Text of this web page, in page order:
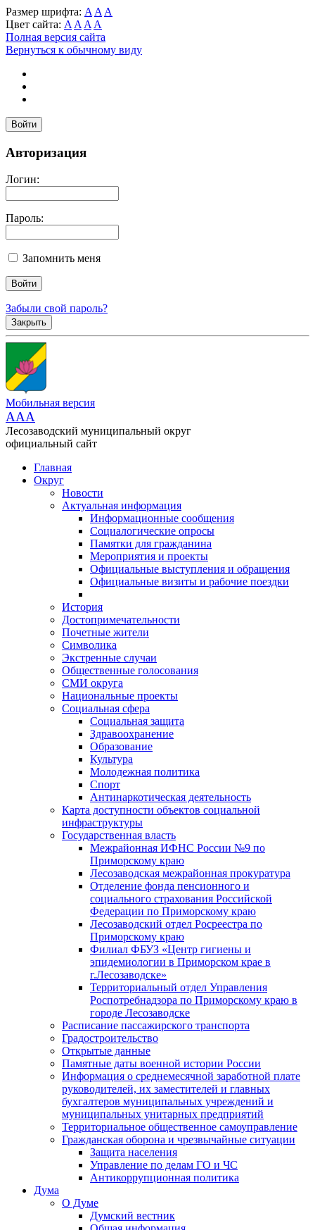
Размер шрифта: A A A
Цвет сайта: A A A A
Полная версия сайта
Вернуться к обычному виду
Войти
Авторизация
Логин:
Пароль:
Запомнить меня
Забыли свой пароль?
Закрыть
Мобильная версия
AAA
Лесозаводский муниципальный округ
официальный сайт
Главная
Округ
Новости
Актуальная информация
Информационные сообщения
Социалогические опросы
Памятки для гражданина
Мероприятия и проекты
Официальные выступления и обращения
Официальные визиты и рабочие поездки
История
Достопримечательности
Почетные жители
Символика
Экстренные случаи
Общественные голосования
СМИ округа
Национальные проекты
Социальная сфера
Социальная защита
Здравоохранение
Образование
Культура
Молодежная политика
Спорт
Антинаркотическая деятельность
Карта доступности объектов социальной
инфраструктуры
Государственная власть
Межрайонная ИФНС России №9 по
Приморскому краю
Лесозаводская межрайонная прокуратура
Отделение фонда пенсионного и
социального страхования Российской
Федерации по Приморскому краю
Лесозаводский отдел Росреестра по
Приморскому краю
Филиал ФБУЗ «Центр гигиены и
эпидемиологии в Приморском крае в
г.Лесозаводске»
Территориальный отдел Управления
Роспотребнадзора по Приморскому краю в
городе Лесозаводске
Расписание пассажирского транспорта
Градостроительство
Открытые данные
Памятные даты военной истории России
Информация о среднемесячной заработной плате
руководителей, их заместителей и главных
бухгалтеров муниципальных учреждений и
муниципальных унитарных предприятий
Территориальное общественное самоуправление
Гражданская оборона и чрезвычайные ситуации
Защита населения
Управление по делам ГО и ЧС
Антикоррупционная политика
Дума
О Думе
Думский вестник